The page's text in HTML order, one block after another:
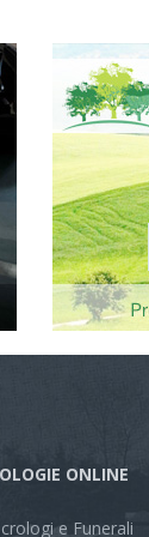
ONLINE
e Funerali